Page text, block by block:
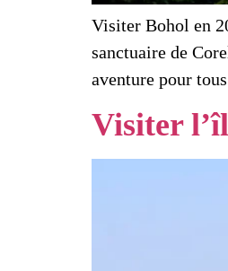
Visiter Bohol en
sanctuaire de
aventure pour
Visiter